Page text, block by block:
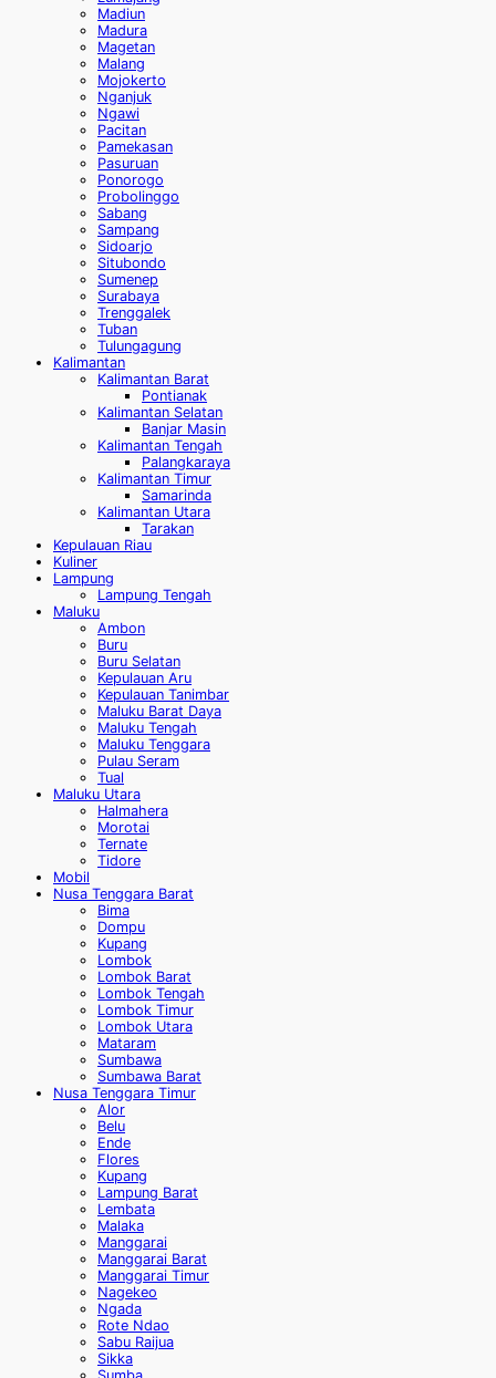
Madiun
Madura
Magetan
Malang
Mojokerto
Nganjuk
Ngawi
Pacitan
Pamekasan
Pasuruan
Ponorogo
Probolinggo
Sabang
Sampang
Sidoarjo
Situbondo
Sumenep
Surabaya
Trenggalek
Tuban
Tulungagung
Kalimantan
Kalimantan Barat
Pontianak
Kalimantan Selatan
Banjar Masin
Kalimantan Tengah
Palangkaraya
Kalimantan Timur
Samarinda
Kalimantan Utara
Tarakan
Kepulauan Riau
Kuliner
Lampung
Lampung Tengah
Maluku
Ambon
Buru
Buru Selatan
Kepulauan Aru
Kepulauan Tanimbar
Maluku Barat Daya
Maluku Tengah
Maluku Tenggara
Pulau Seram
Tual
Maluku Utara
Halmahera
Morotai
Ternate
Tidore
Mobil
Nusa Tenggara Barat
Bima
Dompu
Kupang
Lombok
Lombok Barat
Lombok Tengah
Lombok Timur
Lombok Utara
Mataram
Sumbawa
Sumbawa Barat
Nusa Tenggara Timur
Alor
Belu
Ende
Flores
Kupang
Lampung Barat
Lembata
Malaka
Manggarai
Manggarai Barat
Manggarai Timur
Nagekeo
Ngada
Rote Ndao
Sabu Raijua
Sikka